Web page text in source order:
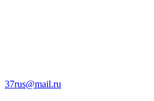
37rus@mail.ru